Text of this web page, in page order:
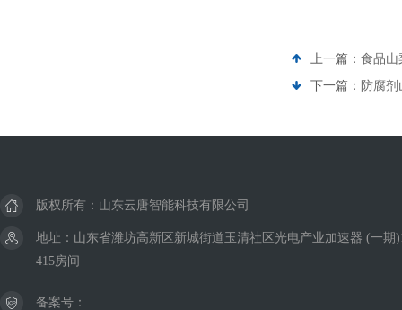
上一篇： 食品山
下一篇： 防腐
版权所有：山东云唐智能科技有限公司
地址：山东省潍坊高新区新城街道玉清社区光电产业加速器 (一期
415房间
备案号：